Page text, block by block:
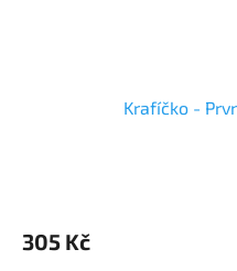
Krafíčko -
305 Kč